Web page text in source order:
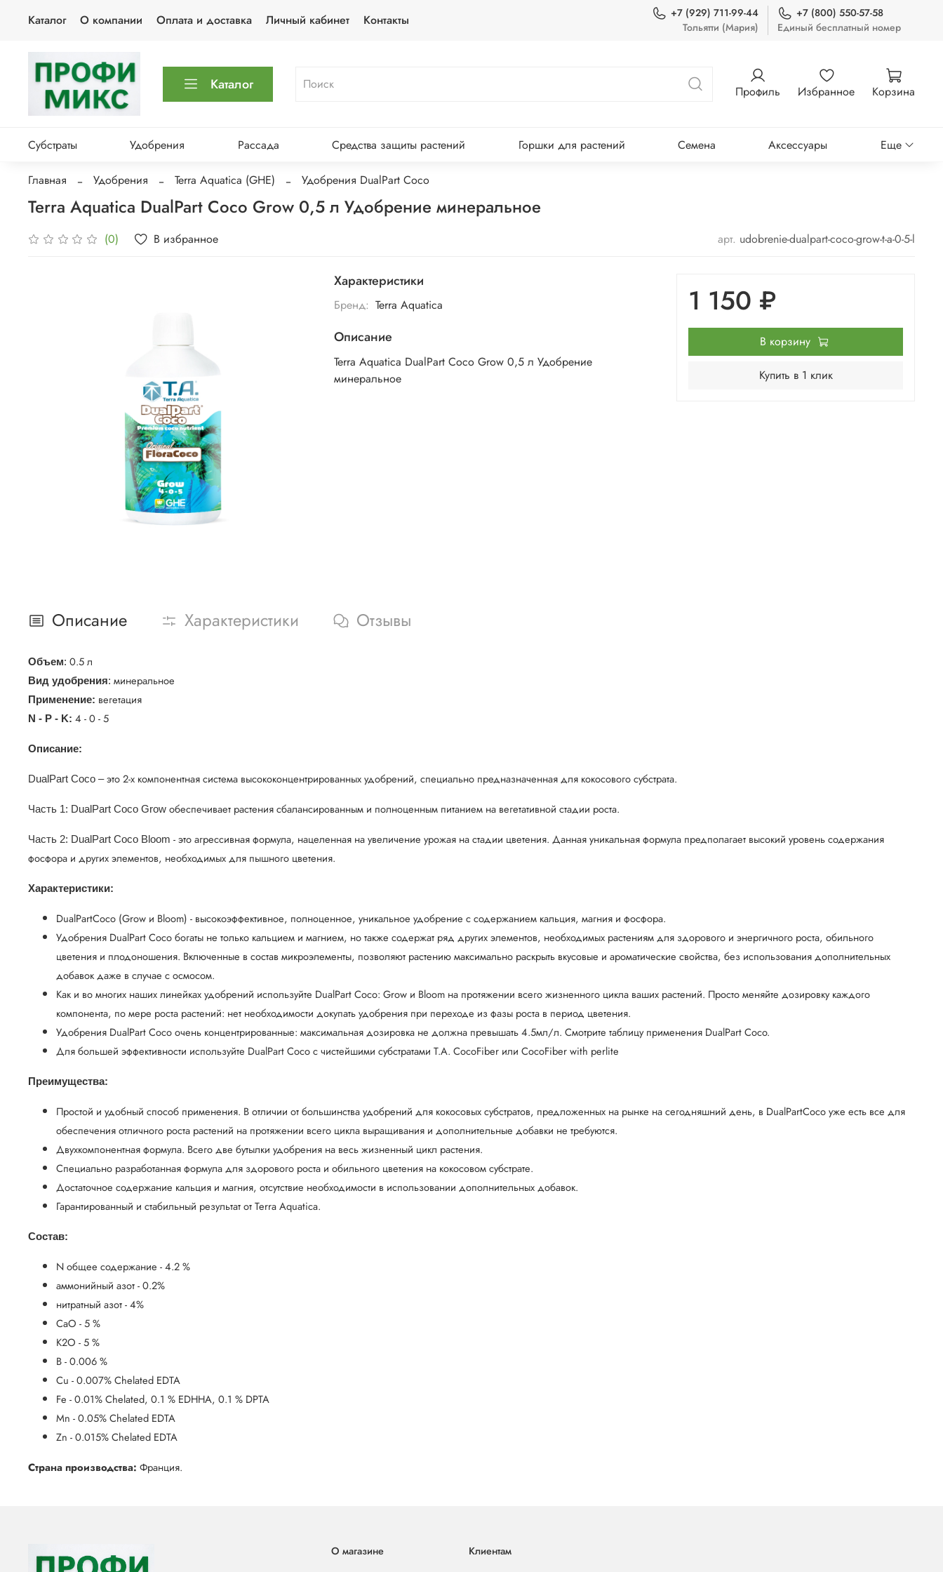
Каталог О компании Оплата и доставка Личный кабинет Контакты
+7 (929) 711-99-44
Тольятти (Мария)
+7 (800) 550-57-58
Единый бесплатный номер
Каталог Профиль Избранное Корзина
Субстраты Удобрения Рассада Средства защиты растений Горшки для растений Семена Аксессуары Еще
Главная Удобрения Terra Aquatica (GHE) Удобрения DualPart Coco
Terra Aquatica DualPart Coco Grow 0,5 л Удобрение минеральное
(0) В избранное арт. udobrenie-dualpart-coco-grow-t-a-0-5-l
Характеристики
Бренд: Terra Aquatica
Описание
Terra Aquatica DualPart Coco Grow 0,5 л Удобрение
минеральное
1 150 ₽
В корзину
Купить в 1 клик
Описание Характеристики Отзывы
Объем: 0.5 л
Вид удобрения: минеральное
Применение: вегетация
N - P - K: 4 - 0 - 5
Описание:
DualPart Coco –это 2-х компонентная система высококонцентрированных удобрений, специально предназначенная для кокосового субстрата.
Часть 1: DualPart Coco Grow обеспечивает растения сбалансированным и полноценным питанием на вегетативной стадии роста.
Часть 2: DualPart Coco Bloom - это агрессивная формула, нацеленная на увеличение урожая на стадии цветения. Данная уникальная формула предполагает высокий уровень содержания
фосфора и других элементов, необходимых для пышного цветения.
Характеристики:
DualPartCoco (Grow и Bloom) - высокоэффективное, полноценное, уникальное удобрение с содержанием кальция, магния и фосфора.
Удобрения DualPart Coco богаты не только кальцием и магнием, но также содержат ряд других элементов, необходимых растениям для здорового и энергичного роста, обильного
цветения и плодоношения. Включенные в состав микроэлементы, позволяют растению максимально раскрыть вкусовые и ароматические свойства, без использования дополнительных
добавок даже в случае с осмосом.
Как и во многих наших линейках удобрений используйте DualPart Coco: Grow и Bloom на протяжении всего жизненного цикла ваших растений. Просто меняйте дозировку каждого
компонента, по мере роста растений: нет необходимости докупать удобрения при переходе из фазы роста в период цветения.
Удобрения DualPart Coco очень концентрированные: максимальная дозировка не должна превышать 4.5мл/л. Смотрите таблицу применения DualPart Coco.
Для большей эффективности используйте DualPart Coco с чистейшими субстратами T.A. CocoFiber или CocoFiber with perlite
Преимущества:
Простой и удобный способ применения. В отличии от большинства удобрений для кокосовых субстратов, предложенных на рынке на сегодняшний день, в DualPartCoco уже есть все для
обеспечения отличного роста растений на протяжении всего цикла выращивания и дополнительные добавки не требуются.
Двухкомпонентная формула. Всего две бутылки удобрения на весь жизненный цикл растения.
Специально разработанная формула для здорового роста и обильного цветения на кокосовом субстрате.
Достаточное содержание кальция и магния, отсутствие необходимости в использовании дополнительных добавок.
Гарантированный и стабильный результат от Terra Aquatica.
Состав:
N общее содержание - 4.2 %
аммонийный азот - 0.2%
нитратный азот - 4%
CaO - 5 %
K2O - 5 %
B - 0.006 %
Cu - 0.007% Chelated EDTA
Fe - 0.01% Chelated, 0.1 % EDHHA, 0.1 % DPTA
Mn - 0.05% Chelated EDTA
Zn - 0.015% Chelated EDTA
Страна производства: Франция.
О магазине
Клиентам